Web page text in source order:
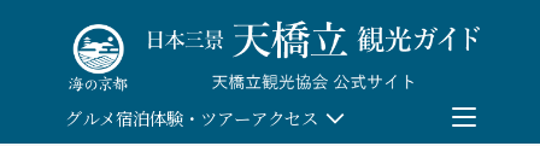
content
グルメ宿泊体験・ツアーアクセス